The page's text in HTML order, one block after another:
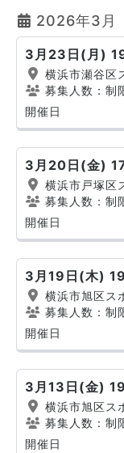
2026年3月
3月23日(月)
横浜市瀬谷区
募集人数：制
開催日
3月20日(金)
横浜市戸塚区
募集人数：制
開催日
3月19日(木)
横浜市旭区ス
募集人数：制
開催日
3月13日(金)
横浜市旭区ス
募集人数：制
開催日